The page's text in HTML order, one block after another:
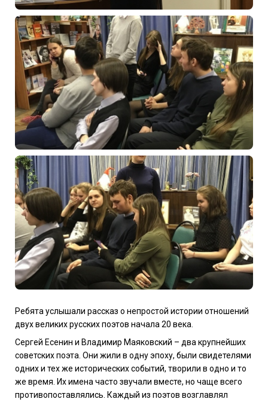
Ребята услышали рассказ о непростой истории отношений
двух великих русских поэтов начала 20 века.
Сергей Есенин и Владимир Маяковский – два крупнейших
советских поэта. Они жили в одну эпоху, были свидетелями
одних и тех же исторических событий, творили в одно и то
же время. Их имена часто звучали вместе, но чаще всего
противопоставлялись. Каждый из поэтов возглавлял